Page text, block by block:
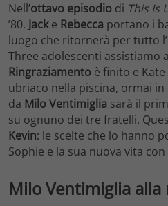
Nell’ottavo episodio di This Is
’80. Jacke Rebecca portano i
luogo che ritornerà per tutto
Three adolescenti assistiamo
Ringraziamento è finito e
ubriaco nella piscina, ormai
da Milo Ventimiglia sarà il
su ognuno dei tre fratelli.
Kevin: le scelte che lo hanno
Sophie e la sua nuova vita con
Milo Ventimiglia alla